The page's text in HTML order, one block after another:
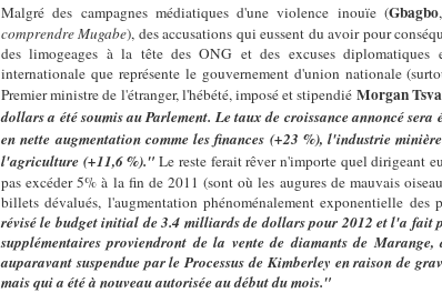
Malgré des campagnes médiatiques d'une violence inouïe (Gbagbo
comprendre Mugabe), des accusations qui eussent du avoir pour
des limogeages à la tête des ONG et des excuses diplomatiques
internationale que représente le gouvernement d'union nationale
Premier ministre de l'étranger, l'hébété, imposé et stipendié Morgan
dollars a été soumis au Parlement. Le taux de croissance annoncé sera
en nette augmentation comme les finances (+23 %), l'industrie
l'agriculture (+11,6 %)." Le reste ferait rêver n'importe quel dirigeant
pas excéder 5% à la fin de 2011 (sont où les augures de mauvais
billets dévalués, l'augmentation phénoménalement exponentielle des
révisé le budget initial de 3.4 milliards de dollars pour 2012 et l'a fait
supplémentaires proviendront de la vente de diamants de
auparavant suspendue par le Processus de Kimberley en raison de
mais qui a été à nouveau autorisée au début du mois."